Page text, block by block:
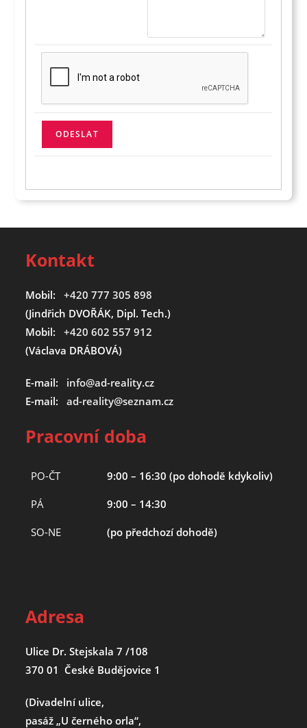
Kontakt
Mobil:+420 777 305 898
(Jindřich DVOŘÁK, Dipl. Tech.)
Mobil:+420 602 557 912
(Václava DRÁBOVÁ)
E-mail: info@ad-reality.cz
E-mail:ad-reality@seznam.cz
Pracovní doba
PO-ČT 9:00 – 16:30 (po dohodě kdykoliv)
PÁ 9:00 – 14:30
SO-NE (po předchozí dohodě)
Adresa
Ulice Dr. Stejskala 7 /108
370 01 České Budějovice 1
(Divadelní ulice,
pasáž „U černého orla“,